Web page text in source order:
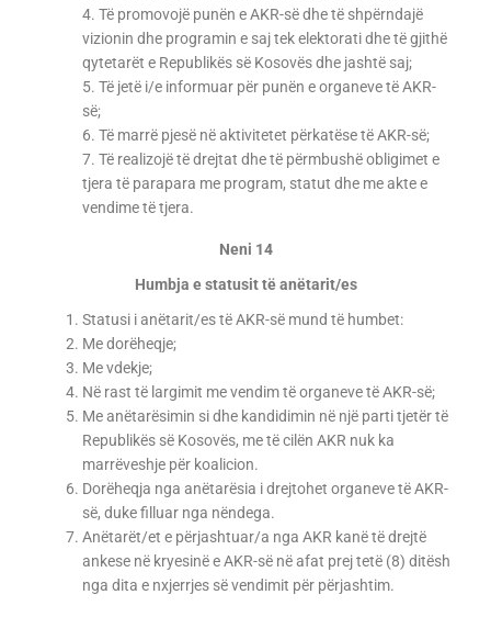
4. Të promovojë punën e AKR-së dhe të shpërndajë
vizionin dhe programin e saj tek elektorati dhe të gjithë
qytetarët e Republikës së Kosovës dhe jashtë saj;
5. Të jetë i/e informuar për punën e organeve të AKR-
së;
6. Të marrë pjesë në aktivitetet përkatëse të AKR-së;
7. Të realizojë të drejtat dhe të përmbushë obligimet e
tjera të parapara me program, statut dhe me akte e
vendime të tjera.
Neni 14
Humbja e statusit të anëtarit/es
Statusi i anëtarit/es të AKR-së mund të humbet:
Me dorëheqje;
Me vdekje;
Në rast të largimit me vendim të organeve të AKR-së;
Me anëtarësimin si dhe kandidimin në një parti tjetër të
Republikës së Kosovës, me të cilën AKR nuk ka
marrëveshje për koalicion.
Dorëheqja nga anëtarësia i drejtohet organeve të AKR-
së, duke filluar nga nëndega.
Anëtarët/et e përjashtuar/a nga AKR kanë të drejtë
ankese në kryesinë e AKR-së në afat prej tetë (8) ditësh
nga dita e nxjerrjes së vendimit për përjashtim.